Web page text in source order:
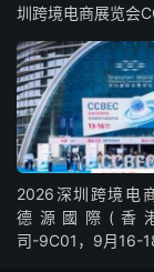
圳跨境电商展览会
2026深圳跨境电
德源國際(香
司-9C01，9月16-